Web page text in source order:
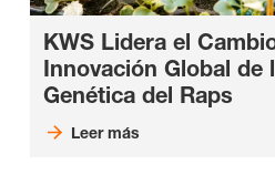
KWS Lidera el
Innovación Global de
Genética del Raps
Leer más